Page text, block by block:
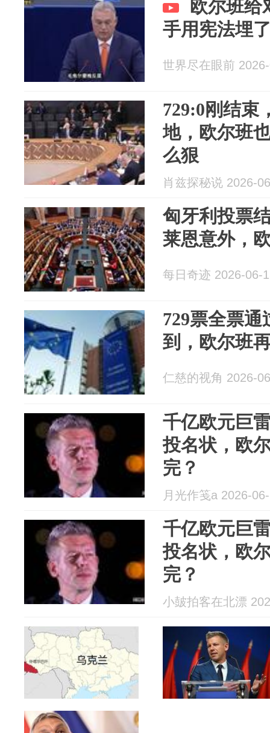
欧尔班给
手用宪法埋
世界尽在眼前
729:0刚结束
地，欧尔班
么狠
肖兹探秘说 2026-
匈牙利投票
莱恩意外，
每日奇迹 2026-06-
729票全票
到，欧尔班
仁慈的视角 2026-
千亿欧元巨
投名状，欧
完？
月光作笺a 2026-
千亿欧元巨
投名状，欧
完？
小皷拍客在北漂